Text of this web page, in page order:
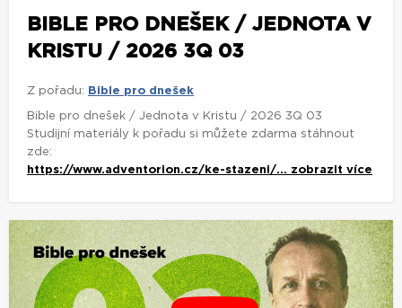
BIBLE PRO DNEŠEK / JEDNOTA V
KRISTU / 2026 3Q 03
Z pořadu: Bible pro dnešek
Bible pro dnešek / Jednota v Kristu / 2026 3Q 03
Studijní materiály k pořadu si můžete zdarma stáhnout
zde:
https://www.adventorion.cz/ke-stazeni/... zobrazit více